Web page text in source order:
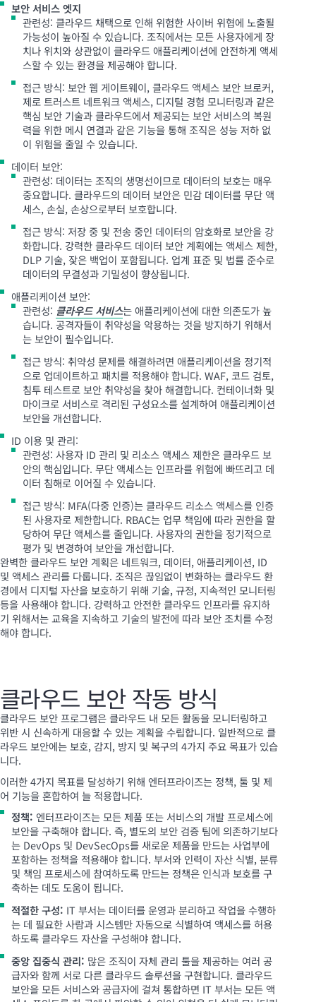
보안 서비스 엣지
관련성: 클라우드 채택으로 인해 위험한 사이버 위협에 노출될
가능성이 높아질 수 있습니다. 조직에서는 모든 사용자에게 장
치나 위치와 상관없이 클라우드 애플리케이션에 안전하게 액세
스할 수 있는 환경을 제공해야 합니다.
접근 방식: 보안 웹 게이트웨이, 클라우드 액세스 보안 브로커,
제로 트러스트 네트워크 액세스, 디지털 경험 모니터링과 같은
핵심 보안 기술과 클라우드에서 제공되는 보안 서비스의 복원
력을 위한 메시 연결과 같은 기능을 통해 조직은 성능 저하 없
이 위험을 줄일 수 있습니다.
데이터 보안:
관련성: 데이터는 조직의 생명선이므로 데이터의 보호는 매우
중요합니다. 클라우드의 데이터 보안은 민감 데이터를 무단 액
세스, 손실, 손상으로부터 보호합니다.
접근 방식: 저장 중 및 전송 중인 데이터의 암호화로 보안을 강
화합니다. 강력한 클라우드 데이터 보안 계획에는 액세스 제한,
DLP 기술, 잦은 백업이 포함됩니다. 업계 표준 및 법률 준수로
데이터의 무결성과 기밀성이 향상됩니다.
애플리케이션 보안:
관련성: 클라우드 서비스는 애플리케이션에 대한 의존도가 높
습니다. 공격자들이 취약성을 악용하는 것을 방지하기 위해서
는 보안이 필수입니다.
접근 방식: 취약성 문제를 해결하려면 애플리케이션을 정기적
으로 업데이트하고 패치를 적용해야 합니다. WAF, 코드 검토,
침투 테스트로 보안 취약성을 찾아 해결합니다. 컨테이너화 및
마이크로 서비스로 격리된 구성요소를 설계하여 애플리케이션
보안을 개선합니다.
ID 이용 및 관리:
관련성: 사용자 ID 관리 및 리소스 액세스 제한은 클라우드 보
안의 핵심입니다. 무단 액세스는 인프라를 위험에 빠뜨리고 데
이터 침해로 이어질 수 있습니다.
접근 방식: MFA(다중 인증)는 클라우드 리소스 액세스를 인증
된 사용자로 제한합니다. RBAC는 업무 책임에 따라 권한을 할
당하여 무단 액세스를 줄입니다. 사용자의 권한을 정기적으로
평가 및 변경하여 보안을 개선합니다.
완벽한 클라우드 보안 계획은 네트워크, 데이터, 애플리케이션, ID
및 액세스 관리를 다룹니다. 조직은 끊임없이 변화하는 클라우드 환
경에서 디지털 자산을 보호하기 위해 기술, 규정, 지속적인 모니터링
등을 사용해야 합니다. 강력하고 안전한 클라우드 인프라를 유지하
기 위해서는 교육을 지속하고 기술의 발전에 따라 보안 조치를 수정
해야 합니다.
클라우드 보안 작동 방식
클라우드 보안 프로그램은 클라우드 내 모든 활동을 모니터링하고
위반 시 신속하게 대응할 수 있는 계획을 수립합니다. 일반적으로 클
라우드 보안에는 보호, 감지, 방지 및 복구의 4가지 주요 목표가 있습
니다.
이러한 4가지 목표를 달성하기 위해 엔터프라이즈는 정책, 툴 및 제
어 기능을 혼합하여 늘 적용합니다.
정책: 엔터프라이즈는 모든 제품 또는 서비스의 개발 프로세스에
보안을 구축해야 합니다. 즉, 별도의 보안 검증 팀에 의존하기보다
는 DevOps 및 DevSecOps를 새로운 제품을 만드는 사업부에
포함하는 정책을 적용해야 합니다. 부서와 인력이 자산 식별, 분류
및 책임 프로세스에 참여하도록 만드는 정책은 인식과 보호를 구
축하는 데도 도움이 됩니다.
적절한 구성: IT 부서는 데이터를 운영과 분리하고 작업을 수행하
는 데 필요한 사람과 시스템만 자동으로 식별하여 액세스를 허용
하도록 클라우드 자산을 구성해야 합니다.
중앙 집중식 관리: 많은 조직이 자체 관리 툴을 제공하는 여러 공
급자와 함께 서로 다른 클라우드 솔루션을 구현합니다. 클라우드
보안을 모든 서비스와 공급자에 걸쳐 통합하면 IT 부서는 모든 액